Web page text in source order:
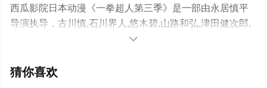
西瓜影院日本动漫《一拳超人第三季》是一部由永居慎平
导演执导，古川慎,石川界人,悠木碧,山路和弘,津田健次郎,
高山南,安元洋贵,樱井孝宏,浪川大辅,日野聪,鸟海浩辅,小野
彩演绎的日本动漫，手机免费观看高清无删减完整版动漫

猜你喜欢